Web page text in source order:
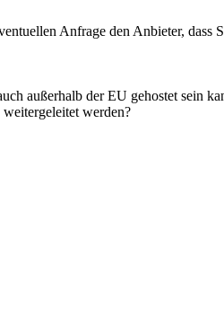
Anfrage den Anbieter, dass
außerhalb der EU gehostet sein
werden?